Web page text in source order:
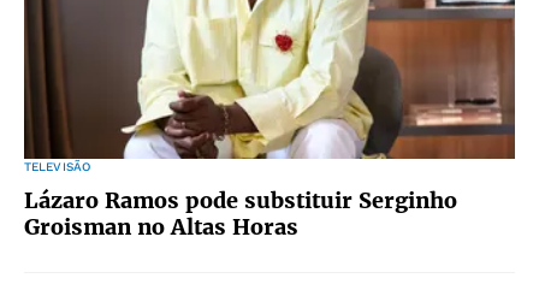
TELEVISÃO
Lázaro Ramos pode substituir Serginho
Groisman no Altas Horas